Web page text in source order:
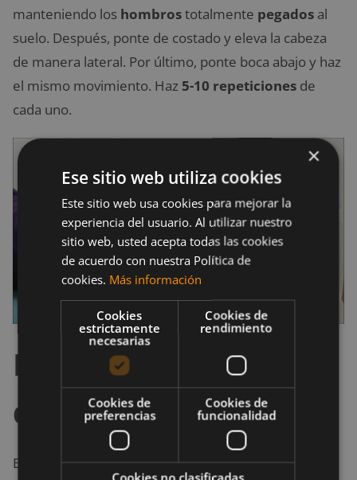
manteniendo los hombrostotalmente pegados al
suelo. Después, ponte de costado y eleva la cabeza
de manera lateral. Por último, ponte boca abajo y haz
el mismo movimiento. Haz 5-10 repeticiones de
cada uno.
Ejercicios para fuerza
del cuello
Estos ejercicios te ayudarán a generar nuevotejido
×
Ese sitio web utiliza cookies
Este sitio web usa cookies para mejorar la
experiencia del usuario. Al utilizar nuestro
sitio web, usted acepta todas las cookies
de acuerdo con nuestra Política de
cookies. Más información
Cookies
estrictamente
necesarias
Cookies de
rendimiento
Cookies de
preferencias
Cookies de
funcionalidad
Cookies no clasificadas